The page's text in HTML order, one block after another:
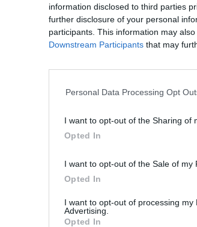
information disclosed to third parties
further disclosure of your personal
participants. This information may
Downstream Participants that may
Personal Data Processing Opt
I want to opt-out of the Sharing of
Opted In
I want to opt-out of the Sale of my
Opted In
I want to opt-out of processing my
Advertising.
Opted In
Manchester United Il Rayo